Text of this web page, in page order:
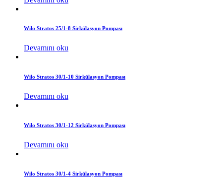
Wilo Stratos 25/1-8 Sirkülasyon Pompası
Devamını oku
Wilo Stratos 30/1-10 Sirkülasyon Pompası
Devamını oku
Wilo Stratos 30/1-12 Sirkülasyon Pompası
Devamını oku
Wilo Stratos 30/1-4 Sirkülasyon Pompası